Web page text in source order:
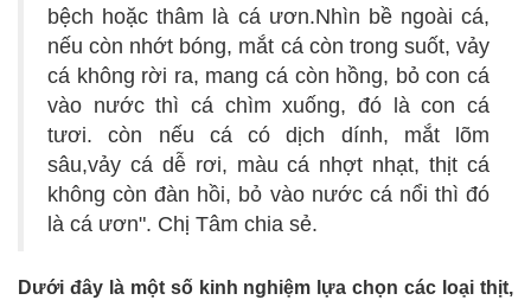
bệch hoặc thâm là cá ươn.Nhìn bề ngoài cá,
nếu còn nhớt bóng, mắt cá còn trong suốt, vảy
cá không rời ra, mang cá còn hồng, bỏ con cá
vào nước thì cá chìm xuống, đó là con cá
tươi. còn nếu cá có dịch dính, mắt lõm
sâu,vảy cá dễ rơi, màu cá nhợt nhạt, thịt cá
không còn đàn hồi, bỏ vào nước cá nổi thì đó
là cá ươn". Chị Tâm chia sẻ.
Dưới đây là một số kinh nghiệm lựa chọn các loại thịt,